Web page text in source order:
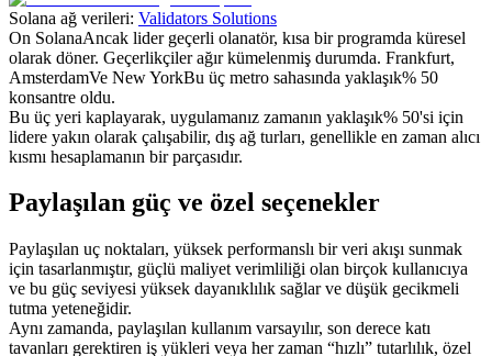
Solana ağ verileri: Validators Solutions
On SolanaAncak lider geçerli olanatör, kısa bir programda küresel
olarak döner. Geçerlikçiler ağır kümelenmiş durumda. Frankfurt,
AmsterdamVe New YorkBu üç metro sahasında yaklaşık% 50
konsantre oldu.
Bu üç yeri kaplayarak, uygulamanız zamanın yaklaşık% 50'si için
lidere yakın olarak çalışabilir, dış ağ turları, genellikle en zaman alıcı
kısmı hesaplamanın bir parçasıdır.
Paylaşılan güç ve özel seçenekler
Paylaşılan uç noktaları, yüksek performanslı bir veri akışı sunmak
için tasarlanmıştır, güçlü maliyet verimliliği olan birçok kullanıcıya
ve bu güç seviyesi yüksek dayanıklılık sağlar ve düşük gecikmeli
tutma yeteneğidir.
Aynı zamanda, paylaşılan kullanım varsayılır, son derece katı
tavanları gerektiren iş yükleri veya her zaman “hızlı” tutarlılık, özel